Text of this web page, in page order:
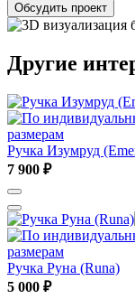
Обсудить проект
Другие
размерам
Ручка Изумруд
7 900 ₽
размерам
Ручка Руна (Runa)
5 000 ₽